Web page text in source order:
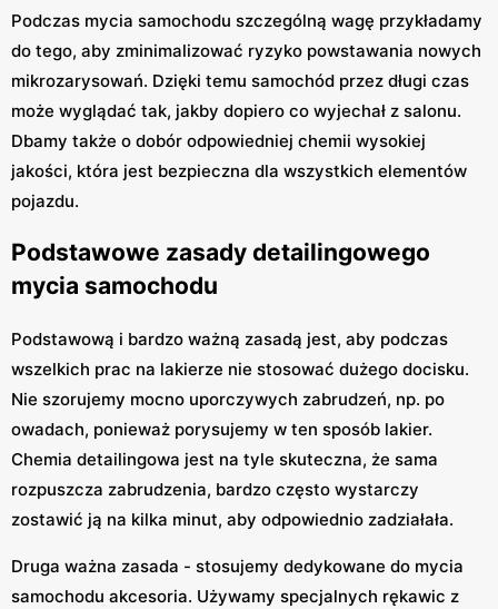
Podczas mycia samochodu szczególną wagę przykładamy
do tego, aby zminimalizować ryzyko powstawania nowych
mikrozarysowań. Dzięki temu samochód przez długi czas
może wyglądać tak, jakby dopiero co wyjechał z salonu.
Dbamy także o dobór odpowiedniej chemii wysokiej
jakości, która jest bezpieczna dla wszystkich elementów
pojazdu.
Podstawowe zasady detailingowego
mycia samochodu
Podstawową i bardzo ważną zasadą jest, aby podczas
wszelkich prac na lakierze nie stosować dużego docisku.
Nie szorujemy mocno uporczywych zabrudzeń, np. po
owadach, ponieważ porysujemy w ten sposób lakier.
Chemia detailingowa jest na tyle skuteczna, że sama
rozpuszcza zabrudzenia, bardzo często wystarczy
zostawić ją na kilka minut, aby odpowiednio zadziałała.
Druga ważna zasada - stosujemy dedykowane do mycia
samochodu akcesoria. Używamy specjalnych rękawic z